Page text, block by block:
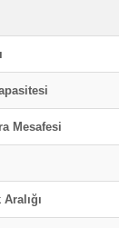
Mesafesi
Aralığı